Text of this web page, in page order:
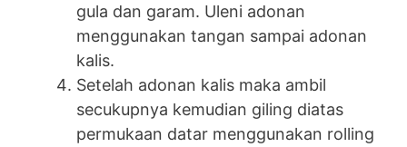
gula dan garam. Uleni adonan
menggunakan tangan sampai adonan
kalis.
Setelah adonan kalis maka ambil
secukupnya kemudian giling diatas
permukaan datar menggunakan rolling